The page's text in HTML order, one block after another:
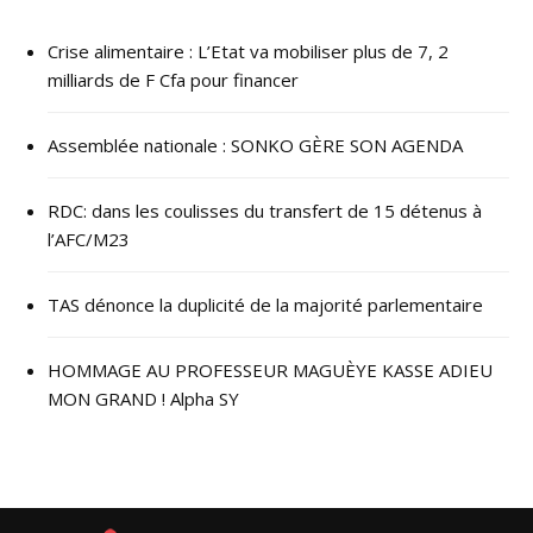
Crise alimentaire : L’Etat va mobiliser plus de 7, 2
milliards de F Cfa pour financer
Assemblée nationale : SONKO GÈRE SON AGENDA
RDC: dans les coulisses du transfert de 15 détenus à
l’AFC/M23
TAS dénonce la duplicité de la majorité parlementaire
HOMMAGE AU PROFESSEUR MAGUÈYE KASSE ADIEU
MON GRAND ! Alpha SY